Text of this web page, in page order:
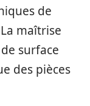
de
maîtrise
surface
des pièces